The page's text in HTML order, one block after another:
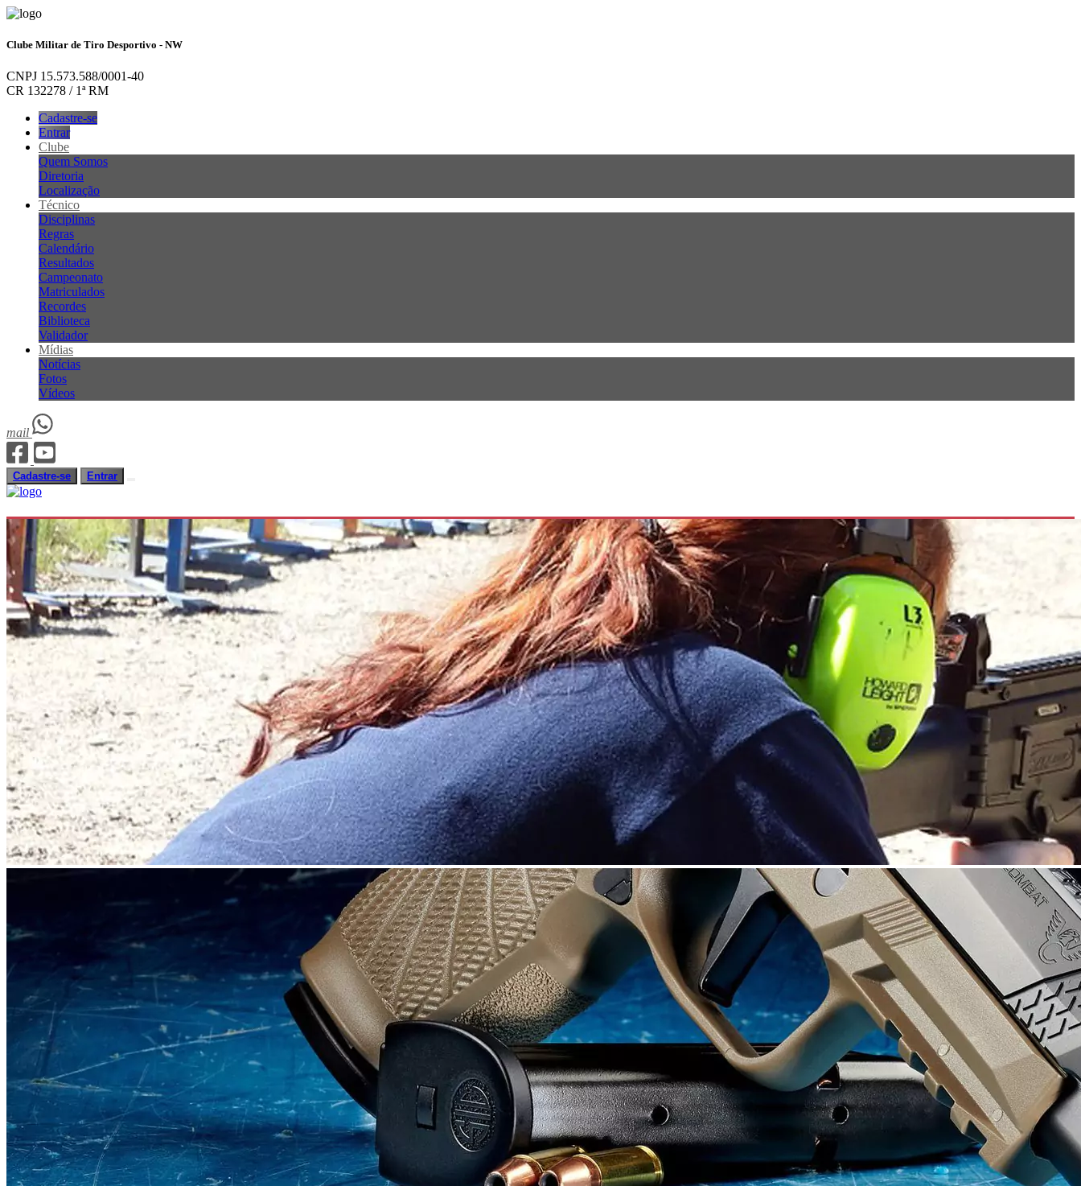
Clube Militar de Tiro Desportivo - NW
CNPJ 15.573.588/0001-40
CR 132278 / 1ª RM
Cadastre-se
Entrar
Clube
Quem Somos
Diretoria
Localização
Técnico
Disciplinas
Regras
Calendário
Resultados
Campeonato
Matriculados
Recordes
Biblioteca
Validador
Mídias
Notícias
Fotos
Vídeos
mail
Cadastre-se Entrar